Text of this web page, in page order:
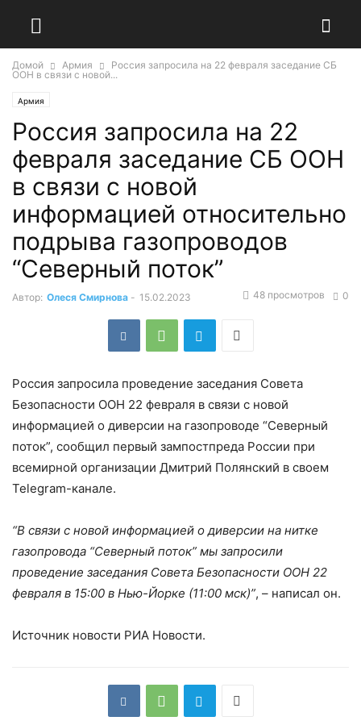
Домой Армия
Россия запросила на 22 февраля заседание СБ
ООН в связи с новой...
Армия
Россия запросила на 22
февраля заседание СБ ООН
в связи с новой
информацией относительно
подрыва газопроводов
“Северный поток”
Автор: Олеся Смирнова - 15.02.2023 0
48 просмотров
Россия запросила проведение заседания Совета
Безопасности ООН 22 февраля в связи с новой
информацией о диверсии на газопроводе “Северный
поток”, сообщил первый зампостпреда России при
всемирной организации Дмитрий Полянский в своем
Telegram-канале.
“В связи с новой информацией о диверсии на нитке
газопровода “Северный поток” мы запросили
проведение заседания Совета Безопасности ООН 22
февраля в 15:00 в Нью-Йорке (11:00 мск)”, – написал он.
Источник новости РИА Новости.